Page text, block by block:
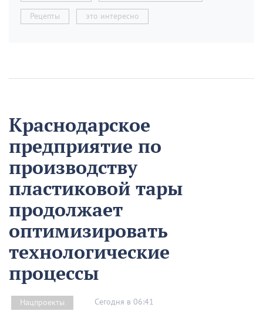
Рецепты это интересно
Краснодарское
предприятие по
производству
пластиковой тары
продолжает
оптимизировать
технологические
процессы
Нацпроекты Сегодня в 06:41